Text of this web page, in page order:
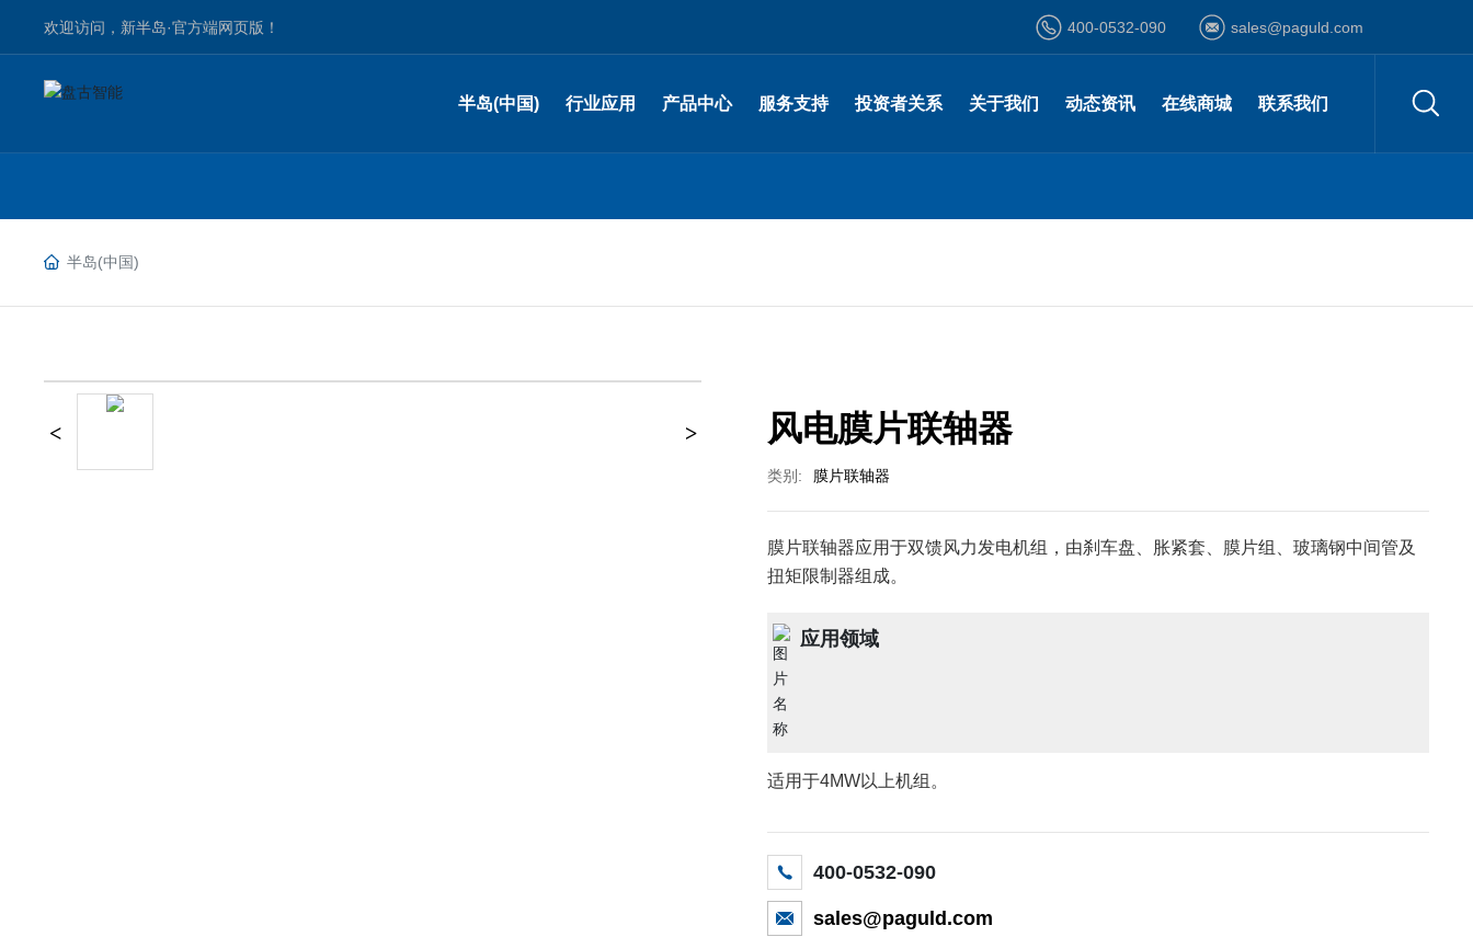
欢迎访问，新半岛·官方端网页版！ 400-0532-090 sales@paguld.com
半岛(中国) 行业应用 产品中心
自动灭火系统
服务支持 投资者关系 关于我们
形象视频
动态资讯 在线商城 联系我们
半岛(中国)
风电膜片联轴器
类别: 膜片联轴器
膜片联轴器应用于双馈风力发电机组，由刹车盘、胀紧套、膜片组、玻璃钢中间管及
扭矩限制器组成。
应用领域
适用于4MW以上机组。
400-0532-090
sales@paguld.com